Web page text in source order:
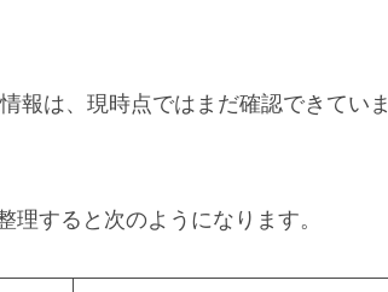
報は、現時点ではまだ確認できていま
すると次のようになります。